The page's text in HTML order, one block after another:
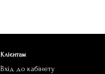
Клієнтам
Вхід до кабінету